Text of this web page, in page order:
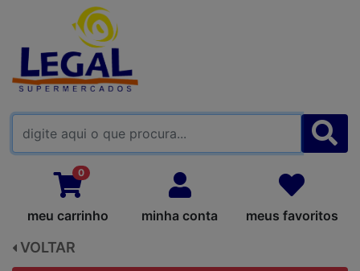
FALE CONOSCO
0
meu carrinho minha conta meus favoritos
VOLTAR